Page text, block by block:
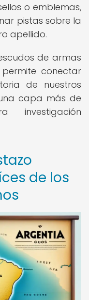
o emblemas,
pistas sobre la
apellido.
de armas
conectar
de nuestros
capa más de
investigación
de los